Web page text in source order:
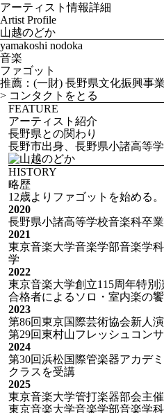
アーティスト情報詳細
Artist Profile
山越のどか
yamakoshi nodoka
音楽
ファゴット
推薦：(一財) 長野県文化振興事
> コンタクトをとる
FEATURE
アーティスト紹介
長野県との関わり
長野市出身、長野県小諸高等
HISTORY
略歴
12歳よりファゴットを始める。
2020
長野県小諸高等学校音楽科卒業
2021
東京音楽大学音楽学部音楽学
学
2022
東京音楽大学創立115周年特
合格者によるソロ・室内楽の
2023
第86回東京国際芸術協会新人
第29回東村山フレッシュコン
2024
第30回浜松国際管楽器アカデ
クラスを受講
2025
東京音楽大学管打楽器部会主
東京音楽大学音楽学部音楽学